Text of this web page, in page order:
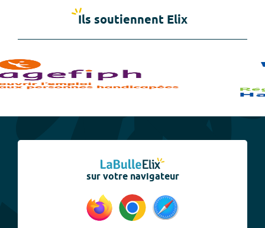
Ils soutiennent Elix
sur votre navigateur